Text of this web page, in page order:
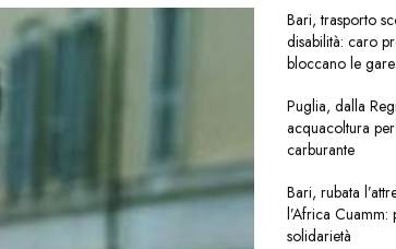
Bari, trasporto
disabilità: caro
bloccano le gare
Puglia, dalla
acquacoltura
carburante
Bari, rubata
l’Africa Cuamm:
solidarietà